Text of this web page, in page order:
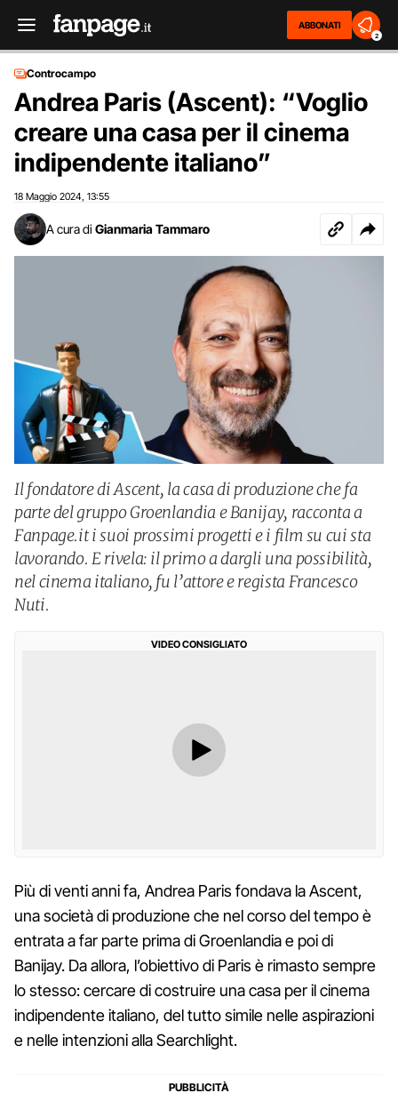
ABBONATI
2
Controcampo
Andrea Paris (Ascent): “Voglio
creare una casa per il cinema
indipendente italiano”
18 Maggio 2024 13:55
A cura di Gianmaria Tammaro
Il fondatore di Ascent, la casa di produzione che fa
parte del gruppo Groenlandia e Banijay, racconta a
Fanpage.it i suoi prossimi progetti e i film su cui sta
lavorando. E rivela: il primo a dargli una possibilità,
nel cinema italiano, fu l’attore e regista Francesco
Nuti.
VIDEO CONSIGLIATO
Più di venti anni fa, Andrea Paris fondava la Ascent,
una società di produzione che nel corso del tempo è
entrata a far parte prima di Groenlandia e poi di
Banijay. Da allora, l’obiettivo di Paris è rimasto sempre
lo stesso: cercare di costruire una casa per il cinema
indipendente italiano, del tutto simile nelle aspirazioni
e nelle intenzioni alla Searchlight.